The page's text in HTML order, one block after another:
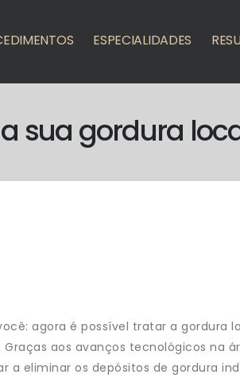
ESPECIALIDADES
sua gordura
agora é possível tratar a gordura
aos avanços tecnológicos na
eliminar os depósitos de gordura